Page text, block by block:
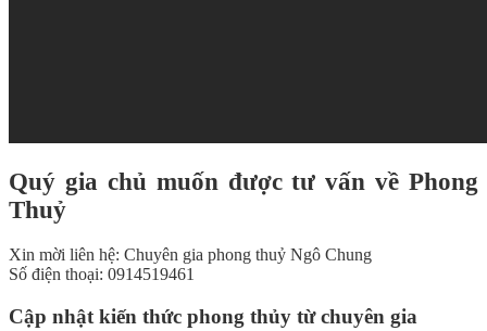
Quý gia chủ muốn được tư vấn về Phong
Thuỷ
Xin mời liên hệ: Chuyên gia phong thuỷ Ngô Chung
Số điện thoại: 0914519461
Cập nhật kiến thức phong thủy từ chuyên gia